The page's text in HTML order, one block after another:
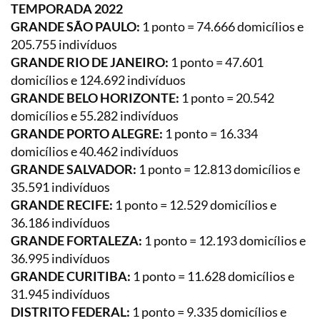
TEMPORADA 2022
GRANDE SÃO PAULO: 1 ponto = 74.666 domicílios e
205.755 indivíduos
GRANDE RIO DE JANEIRO: 1 ponto = 47.601
domicílios e 124.692 indivíduos
GRANDE BELO HORIZONTE: 1 ponto = 20.542
domicílios e 55.282 indivíduos
GRANDE PORTO ALEGRE: 1 ponto = 16.334
domicílios e 40.462 indivíduos
GRANDE SALVADOR: 1 ponto = 12.813 domicílios e
35.591 indivíduos
GRANDE RECIFE: 1 ponto = 12.529 domicílios e
36.186 indivíduos
GRANDE FORTALEZA: 1 ponto = 12.193 domicílios e
36.995 indivíduos
GRANDE CURITIBA: 1 ponto = 11.628 domicílios e
31.945 indivíduos
DISTRITO FEDERAL: 1 ponto = 9.335 domicílios e